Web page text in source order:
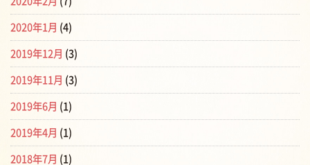
2020年1月 (4)
2019年12月 (3)
2019年11月 (3)
2019年6月 (1)
2019年4月 (1)
2018年7月 (1)